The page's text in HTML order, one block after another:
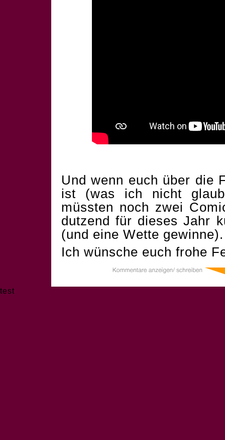
Und wenn euch über die
ist (was ich nicht
müssten noch zwei
dutzend für dieses Jahr
(und eine Wette
Ich wünsche euch frohe
test